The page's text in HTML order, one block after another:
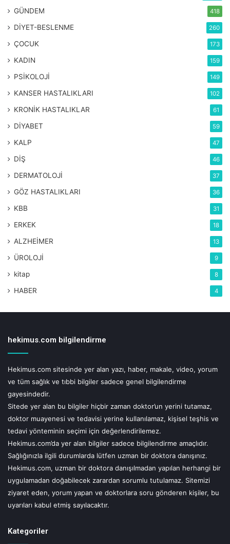
vucutta iltihaplanma
GÜNDEM 418
DİYET-BESLENME 260
ÇOCUK 173
KADIN 159
PSİKOLOJİ 149
KANSER HASTALIKLARI 102
KRONİK HASTALIKLAR 61
DİYABET 59
KALP 47
DİŞ 46
DERMATOLOJİ 37
GÖZ HASTALIKLARI 36
KBB 31
ERKEK 18
ALZHEİMER 13
ÜROLOJİ 9
kitap 8
HABER 4
hekimus.com bilgilendirme
Hekimus.com sitesinde yer alan yazı, haber, makale, video, yorum
ve tüm sağlık ve tıbbi bilgiler sadece genel bilgilendirme
gayesindedir.
Sitede yer alan bu bilgiler hiçbir zaman doktor’un yerini tutamaz,
doktor muayenesi ve tedavisi yerine kullanılamaz, kişisel teşhis ve
tedavi yönteminin seçimi için değerlendirilemez.
Hekimus.com’da yer alan bilgiler sadece bilgilendirme amaçlıdır.
Sağlığınızla ilgili durumlarda lütfen uzman bir doktora danışınız.
Hekimus.com, uzman bir doktora danışılmadan yapılan herhangi bir
uygulamadan doğabilecek zarardan sorumlu tutulamaz. Sitemizi
ziyaret eden, yorum yapan ve doktorlara soru gönderen kişiler, bu
uyarıları kabul etmiş sayılacaktır.
Kategoriler